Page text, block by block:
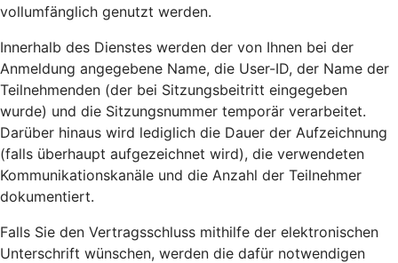
vollumfänglich genutzt werden.
Innerhalb des Dienstes werden der von Ihnen bei der
Anmeldung angegebene Name, die User-ID, der Name der
Teilnehmenden (der bei Sitzungsbeitritt eingegeben
wurde) und die Sitzungsnummer temporär verarbeitet.
Darüber hinaus wird lediglich die Dauer der Aufzeichnung
(falls überhaupt aufgezeichnet wird), die verwendeten
Kommunikationskanäle und die Anzahl der Teilnehmer
dokumentiert.
Falls Sie den Vertragsschluss mithilfe der elektronischen
Unterschrift wünschen, werden die dafür notwendigen